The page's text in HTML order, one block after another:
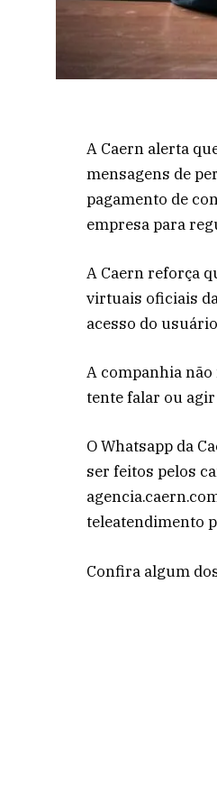
A Caern alerta
mensagens de
pagamento de
empresa para
A Caern reforça
virtuais oficiais
acesso do
A companhia não
tente falar ou
O Whatsapp da
ser feitos pelos
teleatendimento
Confira algum